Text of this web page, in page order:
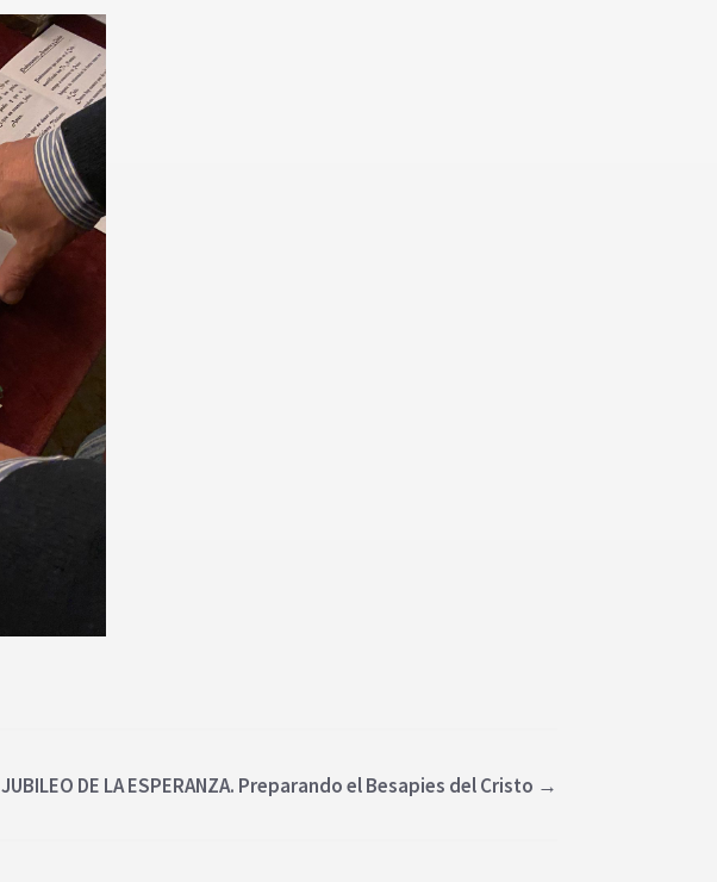
JUBILEO DE LA ESPERANZA. Preparando el Besapies del Cristo →